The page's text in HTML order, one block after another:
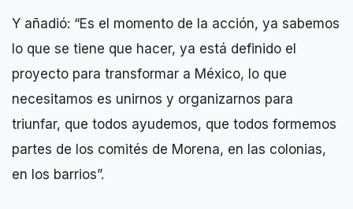
Y añadió: “Es el momento de la acción, ya sabemos
lo que se tiene que hacer, ya está definido el
proyecto para transformar a México, lo que
necesitamos es unirnos y organizarnos para
triunfar, que todos ayudemos, que todos formemos
partes de los comités de Morena, en las colonias,
en los barrios”.